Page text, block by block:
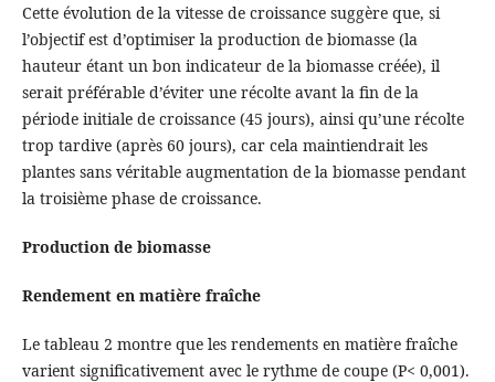
Cette évolution de la vitesse de croissance suggère que, si
l’objectif est d’optimiser la production de biomasse (la
hauteur étant un bon indicateur de la biomasse créée), il
serait préférable d’éviter une récolte avant la fin de la
période initiale de croissance (45 jours), ainsi qu’une récolte
trop tardive (après 60 jours), car cela maintiendrait les
plantes sans véritable augmentation de la biomasse pendant
la troisième phase de croissance.
Production de biomasse
Rendement en matière fraîche
Le tableau 2 montre que les rendements en matière fraîche
varient significativement avec le rythme de coupe (P< 0,001).